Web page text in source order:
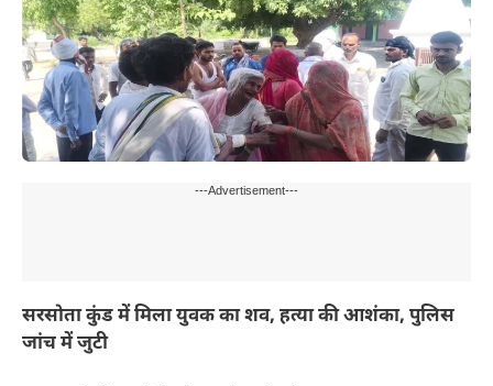
---Advertisement---
सरसोता कुंड में मिला युवक का शव, हत्या की आशंका, पुलिस
जांच में जुटी